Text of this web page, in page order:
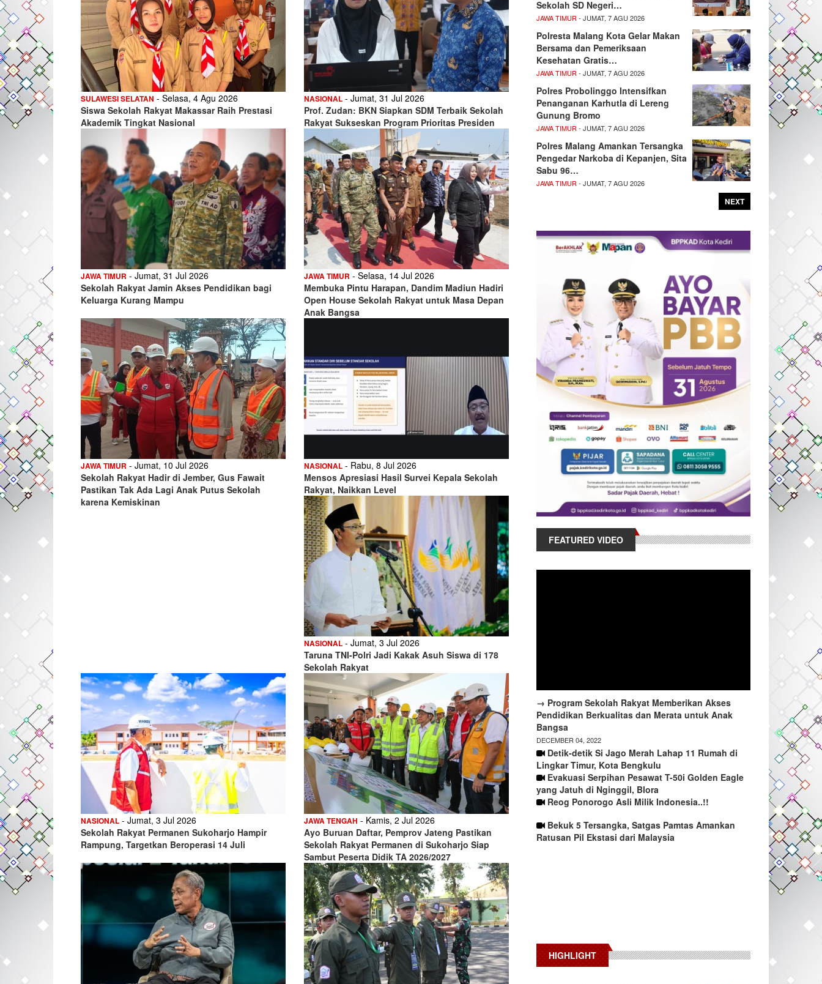
SULAWESI SELATAN - Selasa, 4 Agu 2026
Siswa Sekolah Rakyat Makassar Raih Prestasi
Akademik Tingkat Nasional
NASIONAL - Jumat, 31 Jul 2026
Prof. Zudan: BKN Siapkan SDM Terbaik Sekolah
Rakyat Sukseskan Program Prioritas Presiden
JAWA TIMUR - Jumat, 31 Jul 2026
Sekolah Rakyat Jamin Akses Pendidikan bagi
Keluarga Kurang Mampu
JAWA TIMUR - Selasa, 14 Jul 2026
Membuka Pintu Harapan, Dandim Madiun Hadiri
Open House Sekolah Rakyat untuk Masa Depan
Anak Bangsa
JAWA TIMUR - Jumat, 10 Jul 2026
Sekolah Rakyat Hadir di Jember, Gus Fawait
Pastikan Tak Ada Lagi Anak Putus Sekolah
karena Kemiskinan
NASIONAL - Rabu, 8 Jul 2026
Mensos Apresiasi Hasil Survei Kepala Sekolah
Rakyat, Naikkan Level
NASIONAL - Jumat, 3 Jul 2026
Taruna TNI-Polri Jadi Kakak Asuh Siswa di 178
Sekolah Rakyat
NASIONAL - Jumat, 3 Jul 2026
Sekolah Rakyat Permanen Sukoharjo Hampir
Rampung, Targetkan Beroperasi 14 Juli
JAWA TENGAH - Kamis, 2 Jul 2026
Ayo Buruan Daftar, Pemprov Jateng Pastikan
Sekolah Rakyat Permanen di Sukoharjo Siap
Sambut Peserta Didik TA 2026/2027
Sekolah SD Negeri…
JAWA TIMUR - JUMAT, 7 AGU 2026
Polresta Malang Kota Gelar Makan
Bersama dan Pemeriksaan
Kesehatan Gratis…
JAWA TIMUR - JUMAT, 7 AGU 2026
Polres Probolinggo Intensifkan
Penanganan Karhutla di Lereng
Gunung Bromo
JAWA TIMUR - JUMAT, 7 AGU 2026
Polres Malang Amankan Tersangka
Pengedar Narkoba di Kepanjen, Sita
Sabu 96…
JAWA TIMUR - JUMAT, 7 AGU 2026
NEXT
FEATURED VIDEO
→ Program Sekolah Rakyat Memberikan Akses
Pendidikan Berkualitas dan Merata untuk Anak
Bangsa
DECEMBER 04, 2022
Detik-detik Si Jago Merah Lahap 11 Rumah di
Lingkar Timur, Kota Bengkulu
Evakuasi Serpihan Pesawat T-50i Golden Eagle
yang Jatuh di Nginggil, Blora
Reog Ponorogo Asli Milik Indonesia..!!
Bekuk 5 Tersangka, Satgas Pamtas Amankan
Ratusan Pil Ekstasi dari Malaysia
HIGHLIGHT